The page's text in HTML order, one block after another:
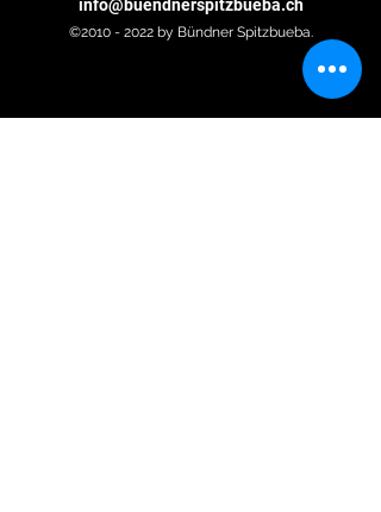
info@buendnerspitzbueba.ch
©2010 - 2022 by Bündner Spitzbueba.